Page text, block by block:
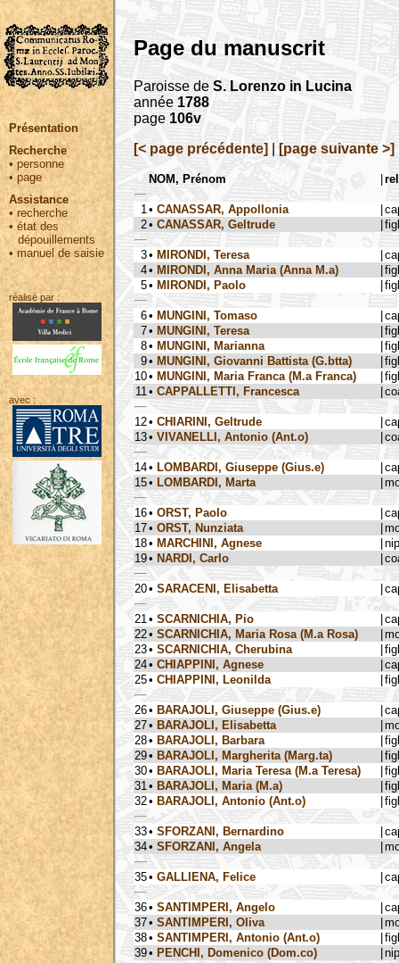
Présentation
Recherche
• personne
•page
Assistance
• recherche
•état des
dépouillements
•manuel de saisie
réalisé par :
avec :
Page du manuscrit
Paroisse de S. Lorenzo in Lucina
année 1788
page 106v
[< page précédente]
[page suivante >]
NOM, Prénom
1 • CANASSAR, Appollonia
2• CANASSAR, Geltrude
3• MIRONDI, Teresa
4• MIRONDI, Anna Maria (Anna M.a)
5• MIRONDI, Paolo
6• MUNGINI, Tomaso
7• MUNGINI, Teresa
8• MUNGINI, Marianna
9• MUNGINI, Giovanni Battista (G.btta)
10• MUNGINI, Maria Franca (M.a Franca)
11 • CAPPALLETTI, Francesca
12• CHIARINI, Geltrude
13• VIVANELLI, Antonio (Ant.o)
14• LOMBARDI, Giuseppe (Gius.e)
15• LOMBARDI, Marta
16• ORST, Paolo
17• ORST, Nunziata
18• MARCHINI, Agnese
19• NARDI, Carlo
20• SARACENI, Elisabetta
21 • SCARNICHIA, Pio
22• SCARNICHIA, Maria Rosa (M.a Rosa)
23• SCARNICHIA, Cherubina
24• CHIAPPINI, Agnese
25• CHIAPPINI, Leonilda
26• BARAJOLI, Giuseppe (Gius.e)
27• BARAJOLI, Elisabetta
28• BARAJOLI, Barbara
29• BARAJOLI, Margherita (Marg.ta)
30• BARAJOLI, Maria Teresa (M.a Teresa)
31 • BARAJOLI, Maria (M.a)
32• BARAJOLI, Antonio (Ant.o)
33• SFORZANI, Bernardino
34• SFORZANI, Angela
35• GALLIENA, Felice
36• SANTIMPERI, Angelo
37• SANTIMPERI, Oliva
38• SANTIMPERI, Antonio (Ant.o)
39• PENCHI, Domenico (Dom.co)